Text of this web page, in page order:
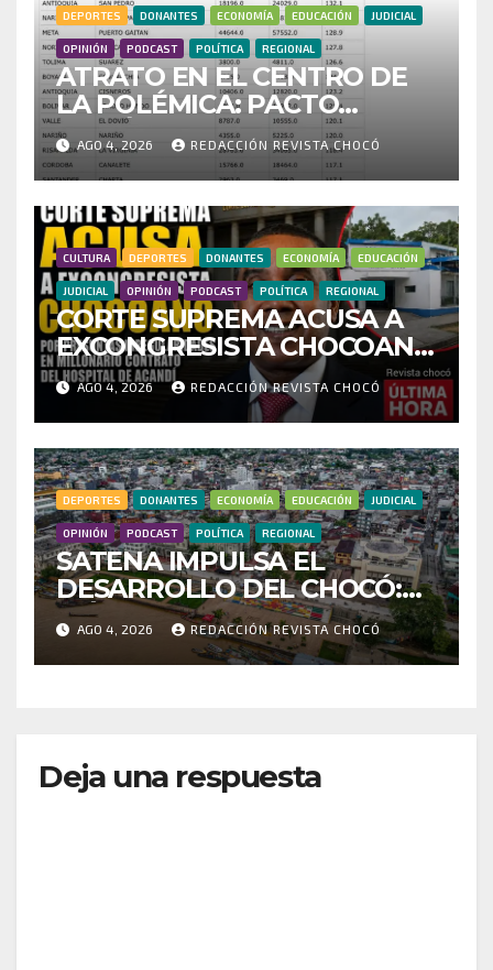
DEPORTES DONANTES ECONOMÍA EDUCACIÓN JUDICIAL
OPINIÓN PODCAST POLÍTICA REGIONAL
ATRATO EN EL CENTRO DE
LA POLÉMICA: PACTO
HISTÓRICO CUESTIONA
CENSO ELECTORAL Y PIDE
INVESTIGAR PRESUNTO
FRAUDE
AGO 4, 2026 REDACCIÓN REVISTA CHOCÓ
CULTURA DEPORTES DONANTES ECONOMÍA EDUCACIÓN
JUDICIAL OPINIÓN PODCAST POLÍTICA REGIONAL
CORTE SUPREMA ACUSA A
EXCONGRESISTA CHOCOANO
POR PRESUNTAS
IRREGULARIDADES EN
MILLONARIO CONTRATO
DEL HOSPITAL DE ACANDÍ
AGO 4, 2026 REDACCIÓN REVISTA CHOCÓ
DEPORTES DONANTES ECONOMÍA EDUCACIÓN JUDICIAL
OPINIÓN PODCAST POLÍTICA REGIONAL
SATENA IMPULSA EL
DESARROLLO DEL CHOCÓ:
MÁS DE 35 MIL PASAJEROS
MOVILIZADOS Y NUEVAS
RUTAS FORTALECEN LA
AGO 4, 2026 REDACCIÓN REVISTA CHOCÓ
Deja una respuesta